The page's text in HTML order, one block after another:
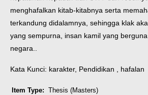
menghafalkan kitab-kitabnya serta
terkandung didalamnya, sehingga klak
yang sempurna, insan kamil yang
negara..
Kata Kunci: karakter, Pendidikan , hafalan
Item Type: Thesis (Masters)